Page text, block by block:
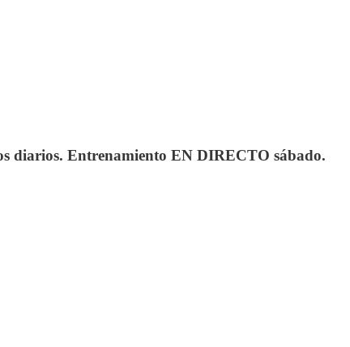
diarios. Entrenamiento EN DIRECTO sábado.